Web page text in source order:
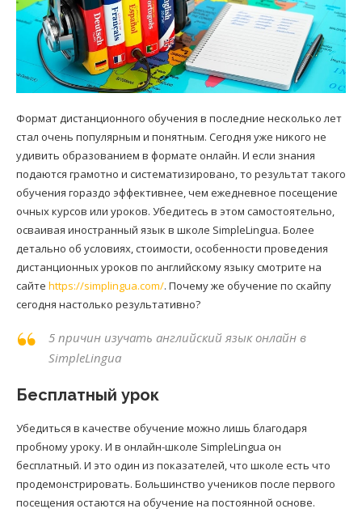
Формат дистанционного обучения в последние несколько лет
стал очень популярным и понятным. Сегодня уже никого не
удивить образованием в формате онлайн. И если знания
подаются грамотно и систематизировано, то результат такого
обучения гораздо эффективнее, чем ежедневное посещение
очных курсов или уроков. Убедитесь в этом самостоятельно,
осваивая иностранный язык в школе SimpleLingua. Более
детально об условиях, стоимости, особенности проведения
дистанционных уроков по английскому языку смотрите на
сайте https://simplingua.com/. Почему же обучение по скайпу
сегодня настолько результативно?
5 причин изучать английский язык онлайн в
SimpleLingua
Бесплатный урок
Убедиться в качестве обучение можно лишь благодаря
пробному уроку. И в онлайн-школе SimpleLingua он
бесплатный. И это один из показателей, что школе есть что
продемонстрировать. Большинство учеников после первого
посещения остаются на обучение на постоянной основе.